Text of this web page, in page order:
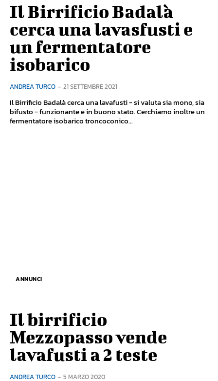
Il Birrificio Badalà
cerca una lavasfusti e
un fermentatore
isobarico
ANDREA TURCO - 21 SETTEMBRE 2021
Il Birrificio Badalà cerca una lavafusti - si valuta sia mono, sia
bifusto - funzionante e in buono stato. Cerchiamo inoltre un
fermentatore isobarico troncoconico...
ANNUNCI
Il birrificio
Mezzopasso vende
lavafusti a 2 teste
ANDREA TURCO - 5 MARZO 2020